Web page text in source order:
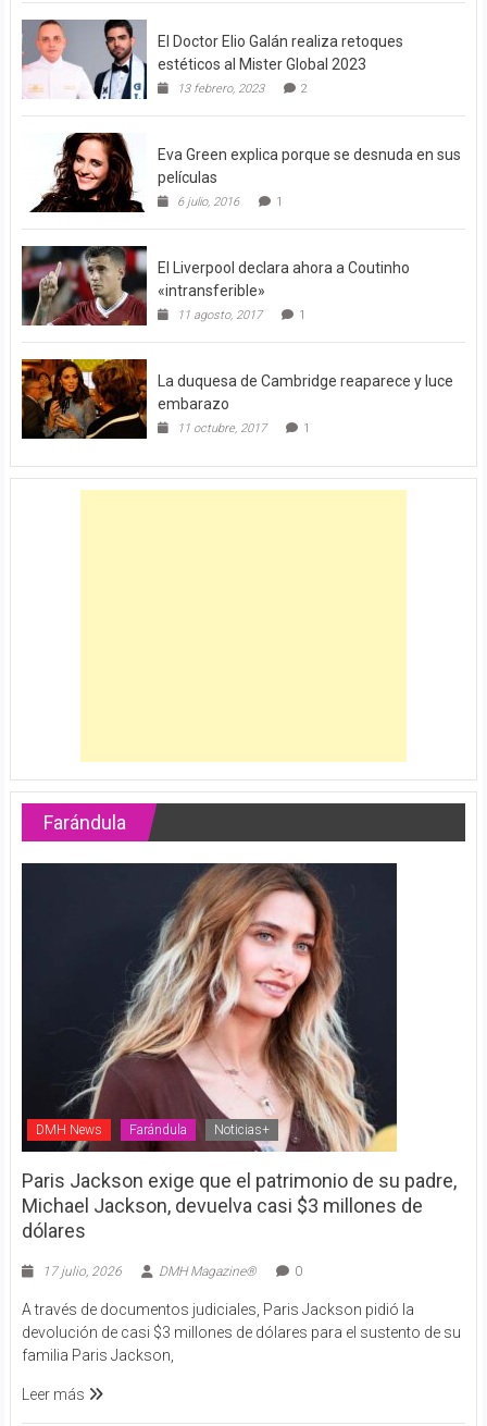
El Doctor Elio Galán realiza retoques
estéticos al Mister Global 2023
13 febrero, 2023 2
Eva Green explica porque se desnuda en sus
películas
6 julio, 2016 1
El Liverpool declara ahora a Coutinho
«intransferible»
11 agosto, 2017 1
La duquesa de Cambridge reaparece y luce
embarazo
11 octubre, 2017 1
Farándula
DMH News Farándula Noticias+
Paris Jackson exige que el patrimonio de su padre,
Michael Jackson, devuelva casi $3 millones de
dólares
17 julio, 2026 DMH Magazine® 0
A través de documentos judiciales, Paris Jackson pidió la
devolución de casi $3 millones de dólares para el sustento de su
familia Paris Jackson,
Leer más